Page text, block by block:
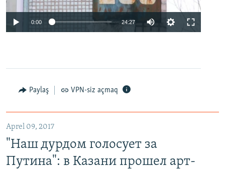
0:00 24:27
Paylaş VPN-siz açmaq
Aprel 09, 2017
"Наш дурдом голосует за
Путина": в Казани прошел арт-